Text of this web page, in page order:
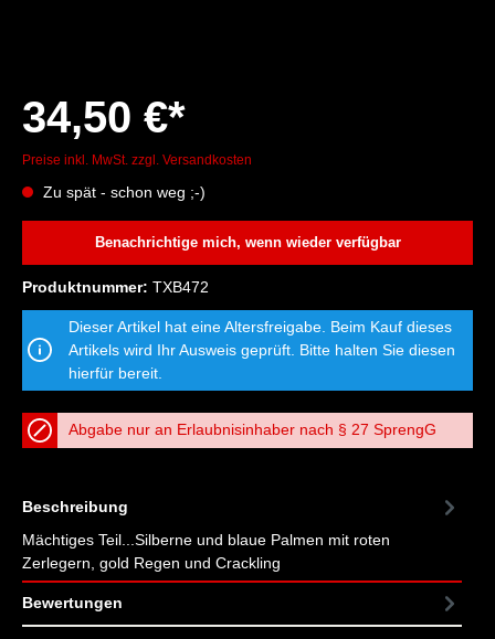
34,50 €*
Preise inkl. MwSt. zzgl. Versandkosten
Zu spät - schon weg ;-)
Benachrichtige mich, wenn wieder verfügbar
Produktnummer: TXB472
Dieser Artikel hat eine Altersfreigabe. Beim Kauf dieses
Artikels wird Ihr Ausweis geprüft. Bitte halten Sie diesen
hierfür bereit.
Abgabe nur an Erlaubnisinhaber nach § 27 SprengG
Beschreibung
Mächtiges Teil...Silberne und blaue Palmen mit roten
Zerlegern, gold Regen und Crackling
Bewertungen